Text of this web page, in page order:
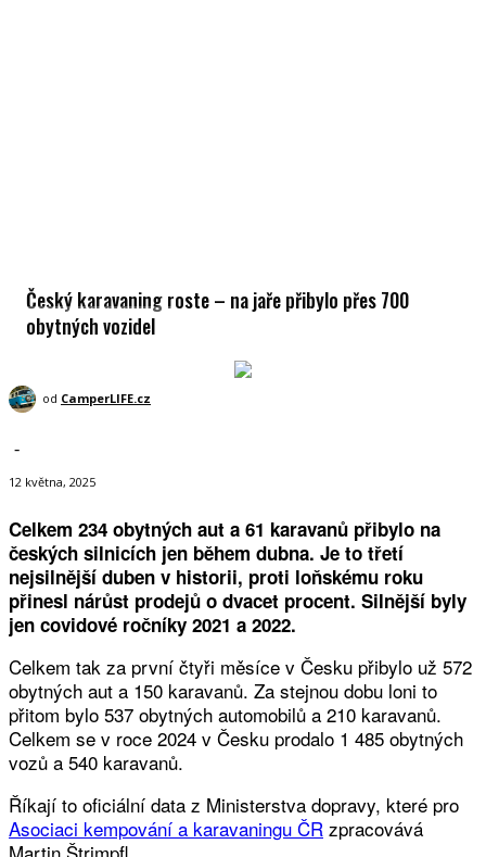
Český karavaning roste – na jaře přibylo přes 700
obytných vozidel
od CamperLIFE.cz
-
12 května, 2025
Celkem 234 obytných aut a 61 karavanů přibylo na
českých silnicích jen během dubna. Je to třetí
nejsilnější duben v historii, proti loňskému roku
přinesl nárůst prodejů o dvacet procent. Silnější byly
jen covidové ročníky 2021 a 2022.
Celkem tak za první čtyři měsíce v Česku přibylo už 572
obytných aut a 150 karavanů. Za stejnou dobu loni to
přitom bylo 537 obytných automobilů a 210 karavanů.
Celkem se v roce 2024 v Česku prodalo 1 485 obytných
vozů a 540 karavanů.
Říkají to oficiální data z Ministerstva dopravy, které pro
Asociaci kempování a karavaningu ČR zpracovává